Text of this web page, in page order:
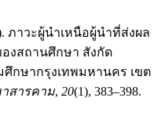
ภาวะผู้นำเหนือผู้นำที่ส่งผล
องสถานศึกษา สังกัด
กษากรุงเทพมหานคร เขต
สารคาม, 20(1), 383–398.